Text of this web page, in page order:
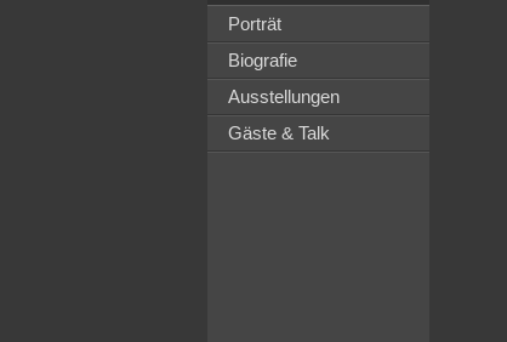
Porträt
Biografie
Ausstellungen
Gäste & Talk